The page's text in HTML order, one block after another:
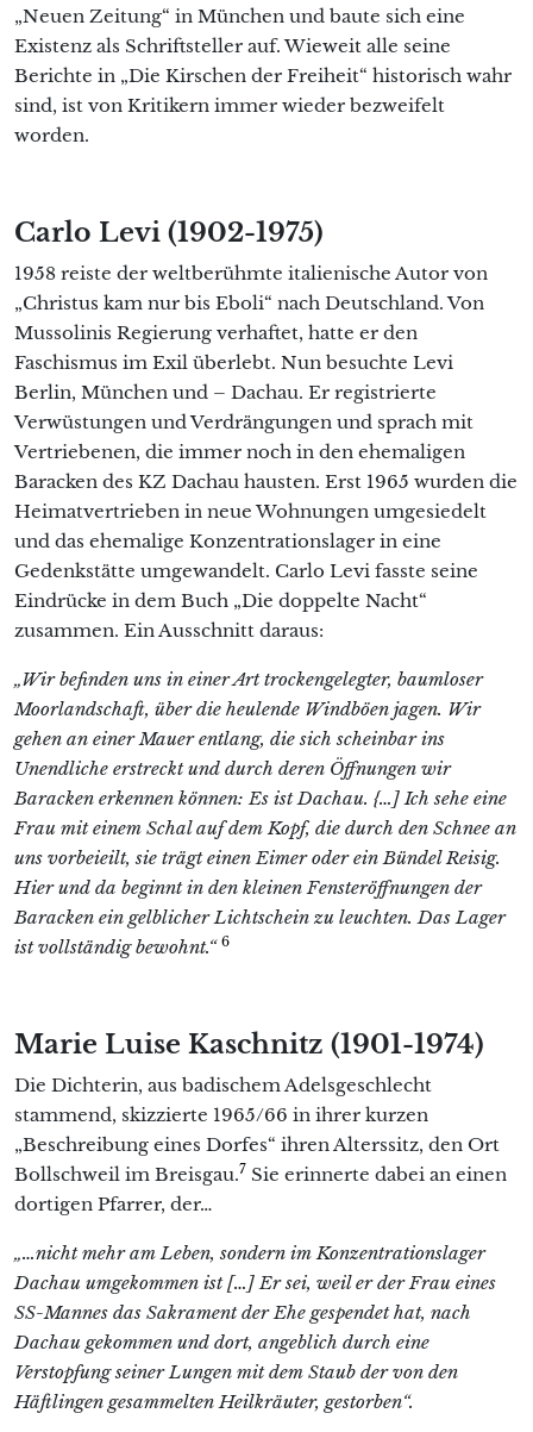
„Neuen Zeitung“ in München und baute sich eine
Existenz als Schriftsteller auf. Wieweit alle seine
Berichte in „Die Kirschen der Freiheit“ historisch wahr
sind, ist von Kritikern immer wieder bezweifelt
worden.
Carlo Levi (1902-1975)
1958 reiste der weltberühmte italienische Autor von
„Christus kam nur bis Eboli“ nach Deutschland. Von
Mussolinis Regierung verhaftet, hatte er den
Faschismus im Exil überlebt. Nun besuchte Levi
Berlin, München und – Dachau. Er registrierte
Verwüstungen und Verdrängungen und sprach mit
Vertriebenen, die immer noch in den ehemaligen
Baracken des KZ Dachau hausten. Erst 1965 wurden die
Heimatvertrieben in neue Wohnungen umgesiedelt
und das ehemalige Konzentrationslager in eine
Gedenkstätte umgewandelt. Carlo Levi fasste seine
Eindrücke in dem Buch „Die doppelte Nacht“
zusammen. Ein Ausschnitt daraus:
„Wir befinden uns in einer Art trockengelegter, baumloser
Moorlandschaft, über die heulende Windböen jagen. Wir
gehen an einer Mauer entlang, die sich scheinbar ins
Unendliche erstreckt und durch deren Öffnungen wir
Baracken erkennen können: Es ist Dachau. {…] Ich sehe eine
Frau mit einem Schal auf dem Kopf, die durch den Schnee an
uns vorbeieilt, sie trägt einen Eimer oder ein Bündel Reisig.
Hier und da beginnt in den kleinen Fensteröffnungen der
Baracken ein gelblicher Lichtschein zu leuchten. Das Lager
ist vollständig bewohnt.“ 6
Marie Luise Kaschnitz (1901-1974)
Die Dichterin, aus badischem Adelsgeschlecht
stammend, skizzierte 1965/66 in ihrer kurzen
„Beschreibung eines Dorfes“ ihren Alterssitz, den Ort
Bollschweil im Breisgau.7 Sie erinnerte dabei an einen
dortigen Pfarrer, der…
„…nicht mehr am Leben, sondern im Konzentrationslager
Dachau umgekommen ist […] Er sei, weil er der Frau eines
SS-Mannes das Sakrament der Ehe gespendet hat, nach
Dachau gekommen und dort, angeblich durch eine
Verstopfung seiner Lungen mit dem Staub der von den
Häftlingen gesammelten Heilkräuter, gestorben“.